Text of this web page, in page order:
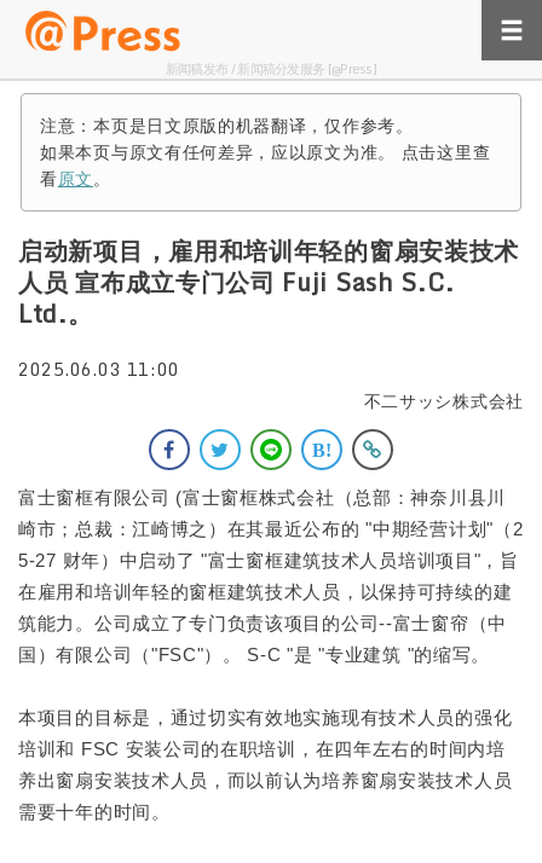
新闻稿发布 / 新闻稿分发服务 [@Press]
注意：本页是日文原版的机器翻译，仅作参考。
如果本页与原文有任何差异，应以原文为准。 点击这里查
看原文。
启动新项目，雇用和培训年轻的窗扇安装技术
人员 宣布成立专门公司 Fuji Sash S.C.
Ltd.。
2025.06.03 11:00
不二サッシ株式会社
富士窗框有限公司 (富士窗框株式会社（总部：神奈川县川
崎市；总裁：江崎博之）在其最近公布的 "中期经营计划"（2
5-27 财年）中启动了 "富士窗框建筑技术人员培训项目"，旨
在雇用和培训年轻的窗框建筑技术人员，以保持可持续的建
筑能力。公司成立了专门负责该项目的公司--富士窗帘（中
国）有限公司（"FSC"）。 S-C "是 "专业建筑 "的缩写。
本项目的目标是，通过切实有效地实施现有技术人员的强化
培训和 FSC 安装公司的在职培训，在四年左右的时间内培
养出窗扇安装技术人员，而以前认为培养窗扇安装技术人员
需要十年的时间。